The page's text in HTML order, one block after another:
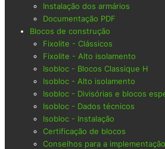
Instalação dos armários
Documentação PDF
Blocos de construção
Fixolite - Clássicos
Fixolite - Alto isolamento
Isobloc - Blocos Classique H
Isobloc - Alto isolamento
Isobloc - Divisórias e blocos
Isobloc - Dados técnicos
Isobloc - Instalação
Certificação de blocos
Conselhos para a implementação